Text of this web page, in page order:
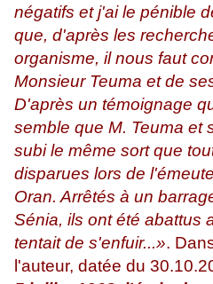
négatifs et j'ai le pénible
que, d'après les
organisme, il nous faut
Monsieur Teuma et de
D'après un témoignage
semble que M. Teuma et
subi le même sort que
disparues lors de
Oran. Arrêtés à un
Sénia, ils ont été abattus
tentait de s'enfuir...».
l'auteur, datée du